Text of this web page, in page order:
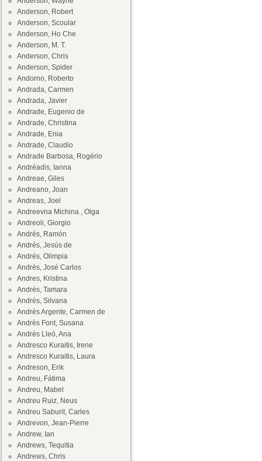
Anderson, Robert
Anderson, Scoular
Anderson, Ho Che
Anderson, M. T.
Anderson, Chris
Anderson, Spider
Andorno, Roberto
Andrada, Carmen
Andrada, Javier
Andrade, Eugenio de
Andrade, Christina
Andrade, Enia
Andrade, Claudio
Andrade Barbosa, Rogério
Andréadis, Ianna
Andreae, Giles
Andreano, Joan
Andreas, Joel
Andreevna Michina , Olga
Andreoli, Giorgio
Andrés, Ramón
Andrés, Jesús de
Andrés, Olimpia
Andrés, José Carlos
Andres, Kristina
Andrés, Tamara
Andrés, Silvana
Andrés Argente, Carmen de
Andrès Font, Susana
Andrés Lleó, Ana
Andresco Kuraitis, Irene
Andresco Kuraitis, Laura
Andreson, Erik
Andreu, Fátima
Andreu, Mabel
Andreu Ruiz, Neus
Andreu Saburit, Carles
Andrevon, Jean-Pierre
Andrew, Ian
Andrews, Tequitia
Andrews, Chris